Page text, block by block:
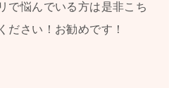
で悩んでいる方は是非こち
ださい！お勧めです！